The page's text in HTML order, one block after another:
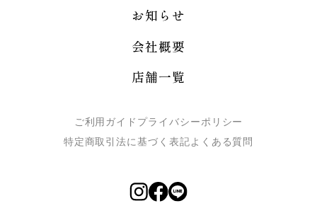
お知らせ
会社概要
店舗一覧
ご利用ガイド プライバシーポリシー
特定商取引法に基づく表記よくある質問